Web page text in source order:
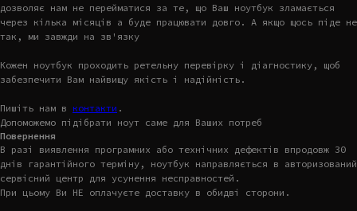
дозволяє нам не перейматися за те, що Ваш ноутбук зламається
через кілька місяців а буде працювати довго. А якщо щось піде не
так, ми завжди на зв'язку
Кожен ноутбук проходить ретельну перевірку і діагностику, щоб
забезпечити Вам найвищу якість і надійність.
Пишіть нам в контакти .
Допоможемо підібрати ноут саме для Ваших потреб
Повернення
В разі виявлення програмних або технічних дефектів впродовж 30
днів гарантійного терміну, ноутбук направляється в авторизований
сервісний центр для усунення несправностей.
При цьому Ви НЕ оплачуєте доставку в обидві сторони.